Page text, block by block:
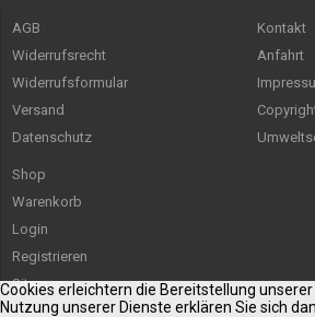
AGB
Widerrufsrecht
Widerrufsformular
Versand
Datenschutz
Kontakt
Anfahrt
Shop
Warenkorb
Login
Registrieren
Sitemap
Cookies erleichtern die Bereitstellung
Nutzung unserer Dienste erklären Sie sich